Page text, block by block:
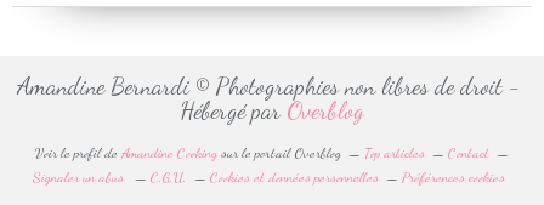
Amandine Bernardi © Photographies non libres de droit -
Hébergé par Overblog
Voir le profil de Amandine Cooking sur le portail Overblog Top articles
Contact
Signaler un abus
C.G.U. Cookies et données personnelles Préférences cookies